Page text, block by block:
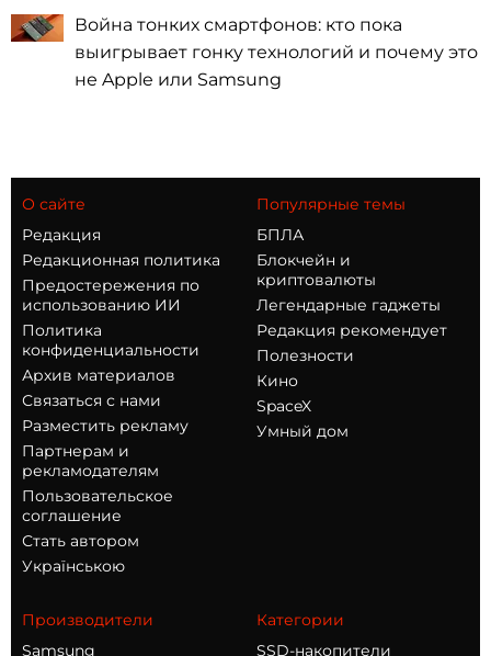
Война тонких смартфонов: кто пока
выигрывает гонку технологий и почему это
не Apple или Samsung
О сайте
Редакция
Редакционная политика
Предостережения по
использованию ИИ
Политика
конфиденциальности
Архив материалов
Связаться с нами
Разместить рекламу
Партнерам и
рекламодателям
Пользовательское
соглашение
Стать автором
Українською
Популярные темы
БПЛА
Блокчейн и
криптовалюты
Легендарные гаджеты
Редакция рекомендует
Полезности
Кино
SpaceX
Умный дом
Производители
Samsung
Категории
SSD-накопители